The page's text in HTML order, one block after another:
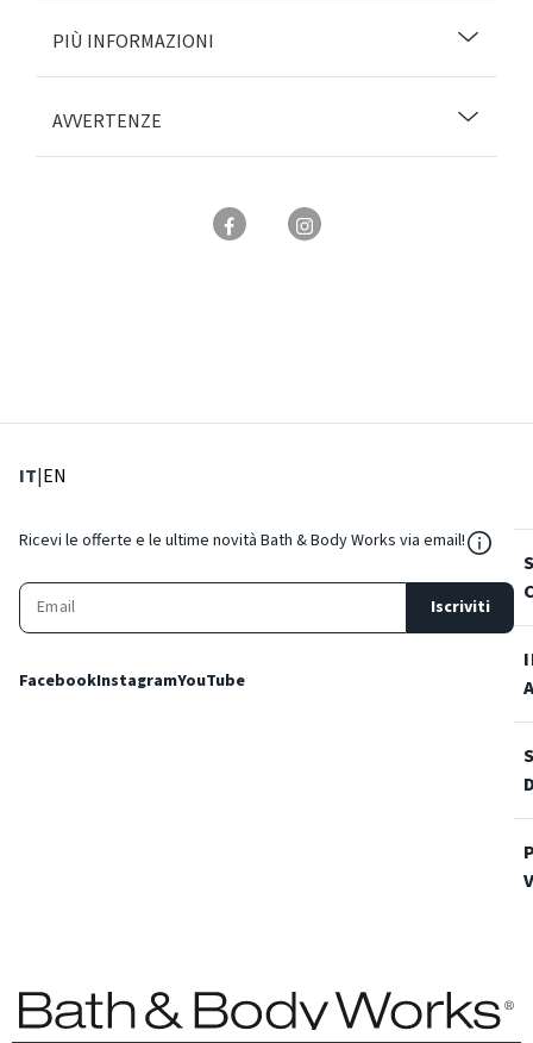
PIÙ INFORMAZIONI
AVVERTENZE
IT: Lingua corrente
|EN
Ricevi le offerte e le ultime novità Bath & Body Works via email!
Iscriviti
FacebookInstagramYouTube